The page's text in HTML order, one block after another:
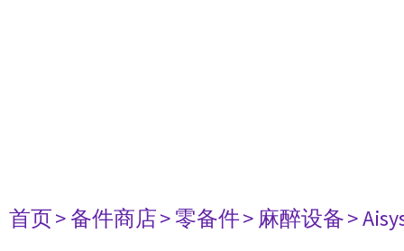
首页> 备件商店> 零备件> 麻醉设备>